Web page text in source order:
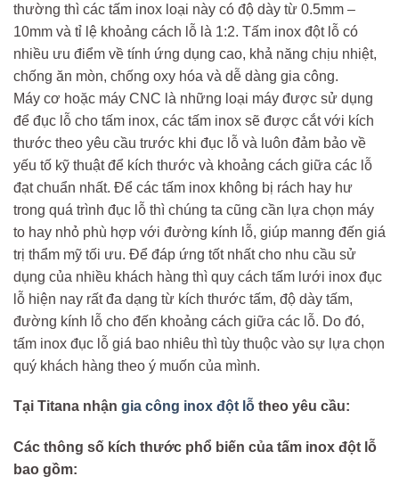
thường thì các tấm inox loại này có độ dày từ 0.5mm –
10mm và tỉ lệ khoảng cách lỗ là 1:2. Tấm inox đột lỗ có
nhiều ưu điểm về tính ứng dụng cao, khả năng chịu nhiệt,
chống ăn mòn, chống oxy hóa và dễ dàng gia công.
Máy cơ hoặc máy CNC là những loại máy được sử dụng
để đục lỗ cho tấm inox, các tấm inox sẽ được cắt với kích
thước theo yêu cầu trước khi đục lỗ và luôn đảm bảo về
yếu tố kỹ thuật để kích thước và khoảng cách giữa các lỗ
đạt chuẩn nhất. Để các tấm inox không bị rách hay hư
trong quá trình đục lỗ thì chúng ta cũng cần lựa chọn máy
to hay nhỏ phù hợp với đường kính lỗ, giúp manng đến giá
trị thẩm mỹ tối ưu. Để đáp ứng tốt nhất cho nhu cầu sử
dụng của nhiều khách hàng thì quy cách tấm lưới inox đục
lỗ hiện nay rất đa dạng từ kích thước tấm, độ dày tấm,
đường kính lỗ cho đến khoảng cách giữa các lỗ. Do đó,
tấm inox đục lỗ giá bao nhiêu thì tùy thuộc vào sự lựa chọn
quý khách hàng theo ý muốn của mình.
Tại Titana nhận gia công inox đột lỗ theo yêu cầu:
Các thông số kích thước phổ biến của tấm inox đột lỗ
bao gồm: